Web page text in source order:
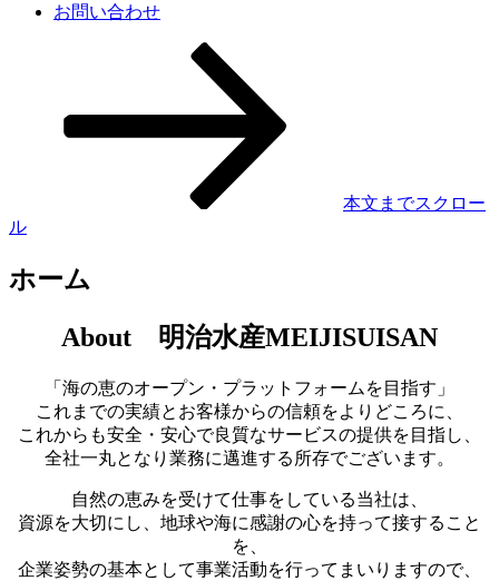
お問い合わせ
本文までスクロー
ル
ホーム
About 明治水産MEIJISUISAN
「海の恵のオープン・プラットフォームを目指す」
これまでの実績とお客様からの信頼をよりどころに、
これからも安全・安心で良質なサービスの提供を目指し、
全社一丸となり業務に邁進する所存でございます。
自然の恵みを受けて仕事をしている当社は、
資源を大切にし、地球や海に感謝の心を持って接すること
を、
企業姿勢の基本として事業活動を行ってまいりますので、